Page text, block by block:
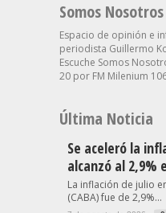
Somos Nosotros
Espacio de opinión e
periodista Guillermo
Escuche Somos
20 por FM Milenium
Última Noticia
Se aceleró la
alcanzó al 2,9%
La inflación de julio
(CABA) fue de 2,9%...